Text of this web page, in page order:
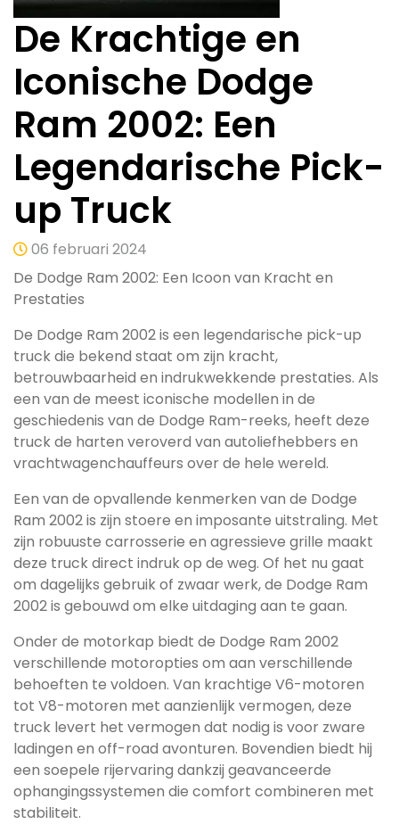
De Krachtige en
Iconische Dodge
Ram 2002: Een
Legendarische Pick-
up Truck
06 februari 2024
De Dodge Ram 2002: Een Icoon van Kracht en
Prestaties
De Dodge Ram 2002 is een legendarische pick-up
truck die bekend staat om zijn kracht,
betrouwbaarheid en indrukwekkende prestaties. Als
een van de meest iconische modellen in de
geschiedenis van de Dodge Ram-reeks, heeft deze
truck de harten veroverd van autoliefhebbers en
vrachtwagenchauffeurs over de hele wereld.
Een van de opvallende kenmerken van de Dodge
Ram 2002 is zijn stoere en imposante uitstraling. Met
zijn robuuste carrosserie en agressieve grille maakt
deze truck direct indruk op de weg. Of het nu gaat
om dagelijks gebruik of zwaar werk, de Dodge Ram
2002 is gebouwd om elke uitdaging aan te gaan.
Onder de motorkap biedt de Dodge Ram 2002
verschillende motoropties om aan verschillende
behoeften te voldoen. Van krachtige V6-motoren
tot V8-motoren met aanzienlijk vermogen, deze
truck levert het vermogen dat nodig is voor zware
ladingen en off-road avonturen. Bovendien biedt hij
een soepele rijervaring dankzij geavanceerde
ophangingssystemen die comfort combineren met
stabiliteit.